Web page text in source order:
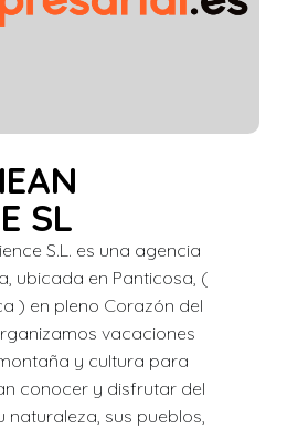
SL
S.L. es una agencia
ubicada en Panticosa, (
) en pleno Corazón del
vacaciones
y cultura para
conocer y disfrutar del
naturaleza, sus pueblos,